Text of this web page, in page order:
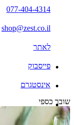
077-404-4314
shop@zest.co.il
לאתר
פייסבוק
אינסטגרם
שובר כספי